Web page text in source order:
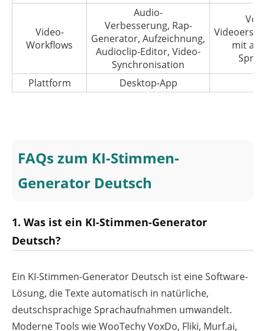
Video-
Workflows
Audio-
Verbesserung, Rap-
Generator, Aufzeichnung,
Audioclip-Editor, Video-
Synchronisation
mit
Plattform
Desktop-App
FAQs zum KI-Stimmen-
Generator Deutsch
1. Was ist ein KI-Stimmen-Generator
Deutsch?
Ein KI-Stimmen-Generator Deutsch ist eine Software-
Lösung, die Texte automatisch in natürliche,
deutschsprachige Sprachaufnahmen umwandelt.
Moderne Tools wie WooTechy VoxDo, Fliki, Murf.ai,